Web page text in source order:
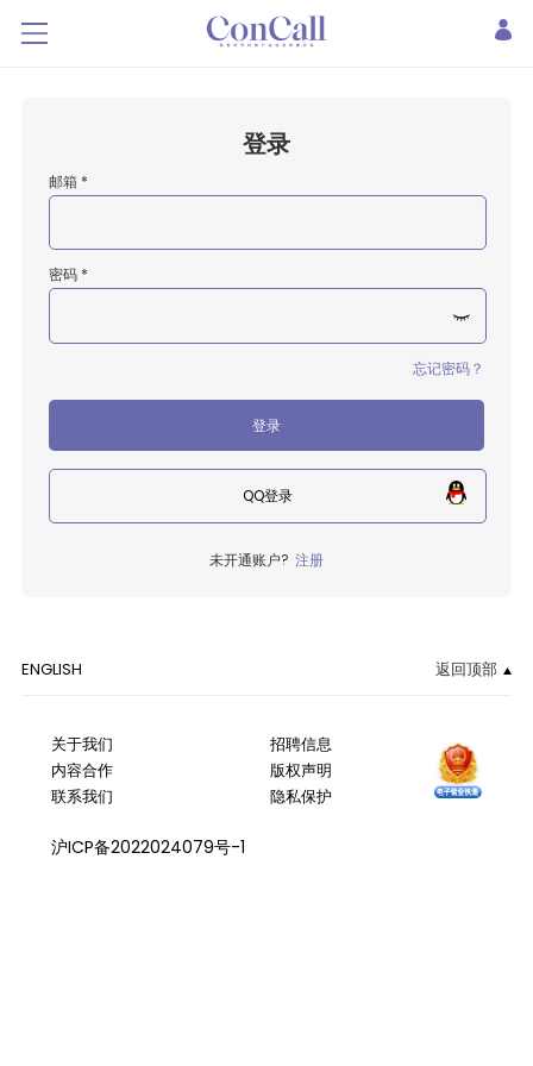
登录
邮箱 *
密码 *
忘记密码？
登录
QQ登录
未开通账户? 注册
ENGLISH 返回顶部
关于我们
内容合作
联系我们
招聘信息
版权声明
隐私保护
沪ICP备2022024079号-1